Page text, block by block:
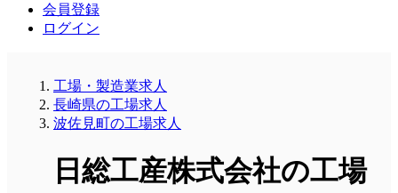
会員登録
ログイン
工場・製造業求人
長崎県の工場求人
波佐見町の工場求人
日総工産株式会社の工場